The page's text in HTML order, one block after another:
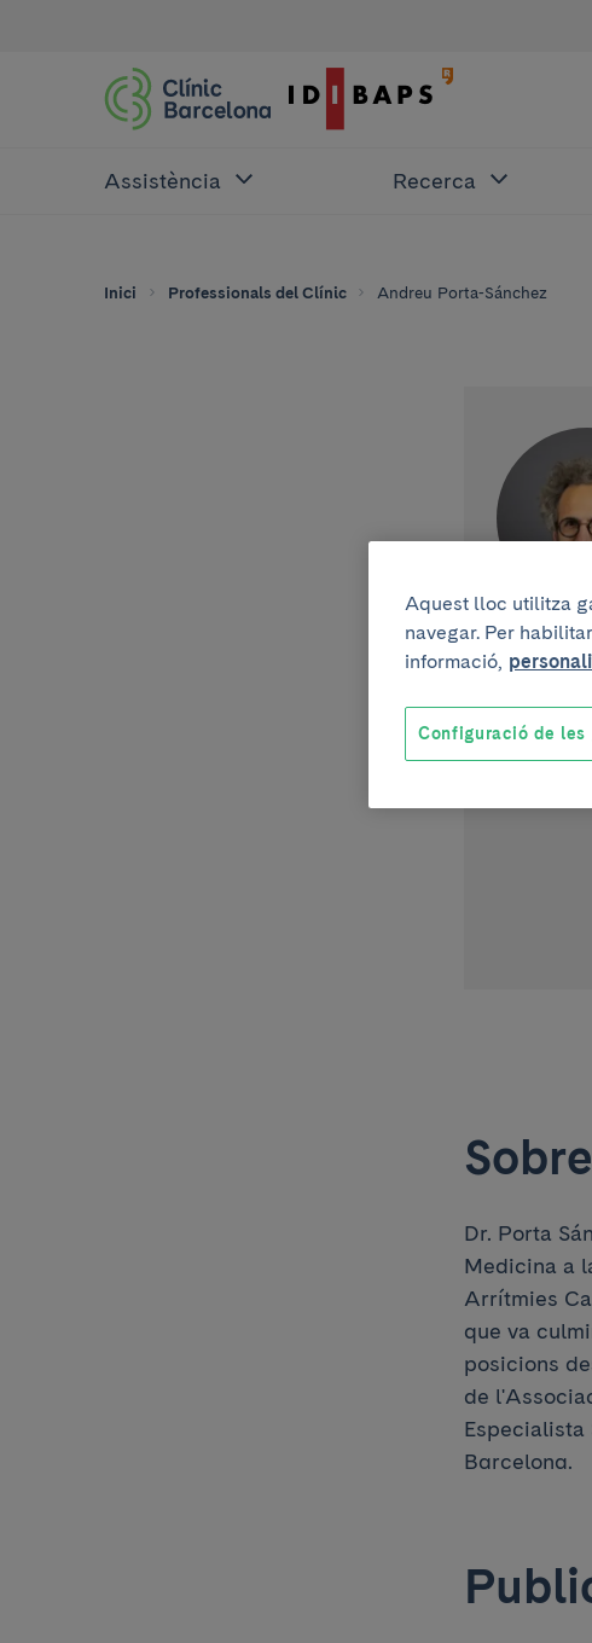
Assistència Recerca
Inici Professionals del Clínic Andreu Porta-Sánchez
Dr. Porta
Medicina a
Arrítmies
que va
posicions
de
Barcelona.
Aquest lloc utilitza
navegar. Per
informació,
Configuració de les